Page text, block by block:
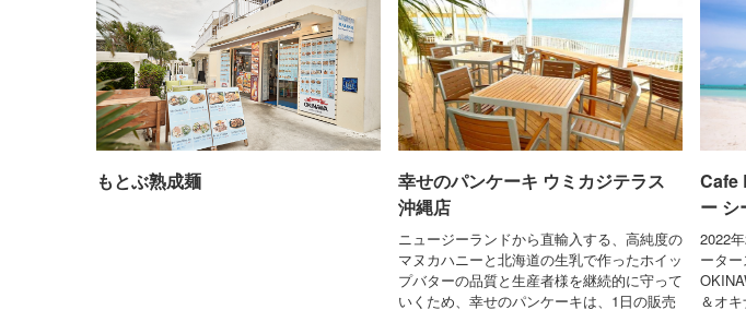
もとぶ熟成麺
幸せのパンケーキ ウミカジテラス
沖縄店
ニュージーランドから直輸入する、高純度の
マヌカハニーと北海道の生乳で作ったホイッ
プバターの品質と生産者様を継続的に守って
いくため、幸せのパンケーキは、1日の販売
Cafe
ー シ
2022
ータ
＆オ